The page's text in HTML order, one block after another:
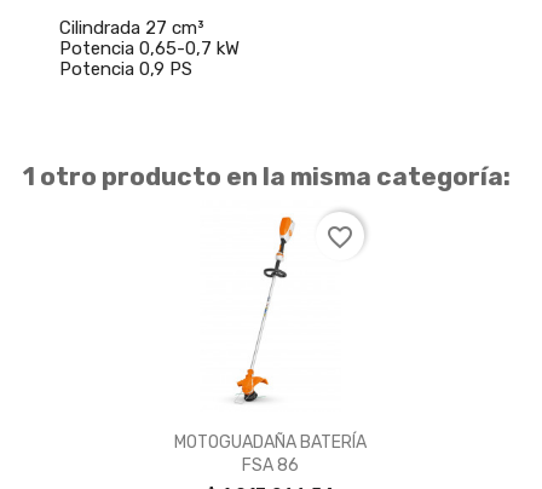
Cilindrada 27 cm³
Potencia 0,65-0,7 kW
Potencia 0,9 PS
1 otro producto en la misma categoría:
Vista rápida
MOTOGUADAÑA BATERÍA
FSA 86
favorite_border